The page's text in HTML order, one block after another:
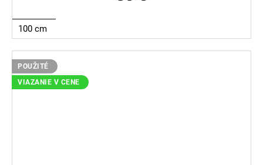
100 cm
POUŽITÉ
VIAZANIE V CENE